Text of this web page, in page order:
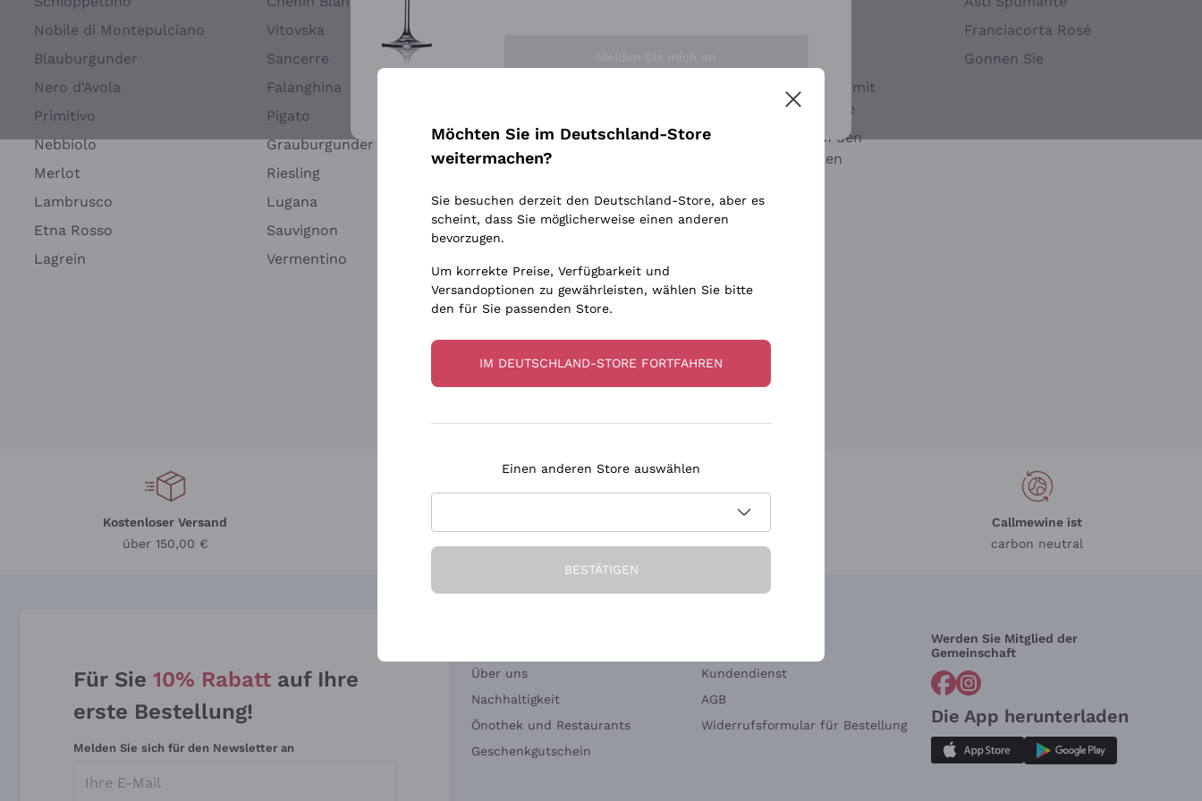
Nobile di Montepulciano
Blauburgunder
Nero d'Avola
Primitivo
Nebbiolo
Merlot
Lambrusco
Etna Rosso
Lagrein
Vitovska
Sancerre
Falanghina
Pigato
Grauburgunder
Riesling
Lugana
Sauvignon
Vermentino
Ca' dei Frati
Biondi Santi
Quintarelli Giuseppe
Rinaldi Giuseppe
Egly Ouriet
Jacquesson
Agrapart
Ohne Sulfit oder mit
minimalen Sulfite
Maischung auf den
Traubenschalen
Franciacorta Rosé
Gonnen Sie
Kostenloser Versand
über 150,00 €
in Deutschland
in 3 Raten
Callmewine ist
carbon neutral
Für Sie 10% Rabatt auf Ihre
erste Bestellung!
Melden Sie sich für den Newsletter an
Über uns
Nachhaltigkeit
Önothek und Restaurants
Geschenkgutschein
Kundendienst
AGB
Widerrufsformular für Bestellung
Werden Sie Mitglied der
Gemeinschaft
Die App herunterladen
Möchten Sie im Deutschland-Store
weitermachen?
Sie besuchen derzeit den Deutschland-Store, aber es
scheint, dass Sie möglicherweise einen anderen
bevorzugen.
Um korrekte Preise, Verfügbarkeit und
Versandoptionen zu gewährleisten, wählen Sie bitte
den für Sie passenden Store.
IM DEUTSCHLAND-STORE FORTFAHREN
Einen anderen Store auswählen
BESTÄTIGEN